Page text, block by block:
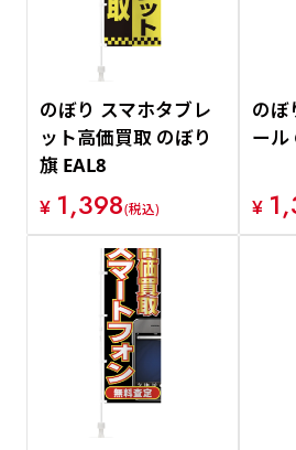
のぼり スマホタブレ
ット高価買取 のぼり
旗 EAL8
¥ 1,398(税込)
のぼ
ール
¥